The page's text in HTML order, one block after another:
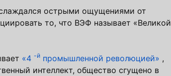
острыми ощущениями от
то, что ВЭФ называет «Великой
«4 -й промышленной революцией» ,
интеллект, общество сгущено в